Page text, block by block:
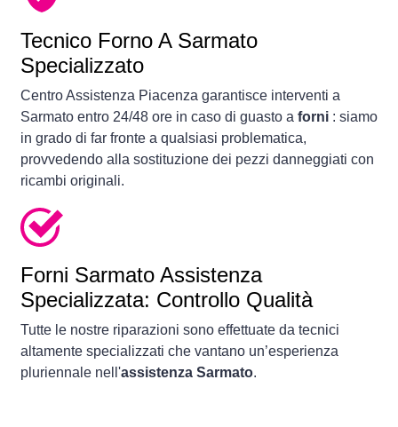
Tecnico Forno A Sarmato
Specializzato
Centro Assistenza Piacenza garantisce interventi a
Sarmato entro 24/48 ore in caso di guasto a forni : siamo
in grado di far fronte a qualsiasi problematica,
provvedendo alla sostituzione dei pezzi danneggiati con
ricambi originali.
Forni Sarmato Assistenza
Specializzata: Controllo Qualità
Tutte le nostre riparazioni sono effettuate da tecnici
altamente specializzati che vantano un’esperienza
pluriennale nell'assistenza Sarmato.